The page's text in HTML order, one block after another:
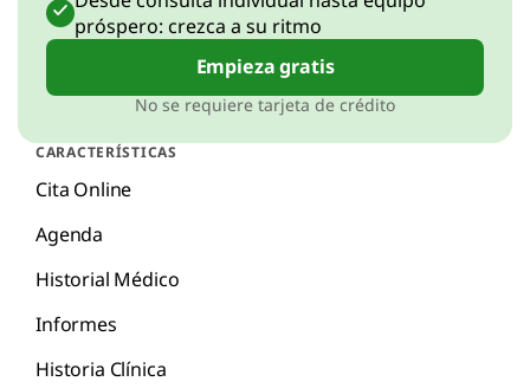
CARACTERÍSTICAS
Cita Online
Agenda
Historial Médico
Informes
Historia Clínica
próspero: crezca a su ritmo
Empieza gratis
No se requiere tarjeta de crédito